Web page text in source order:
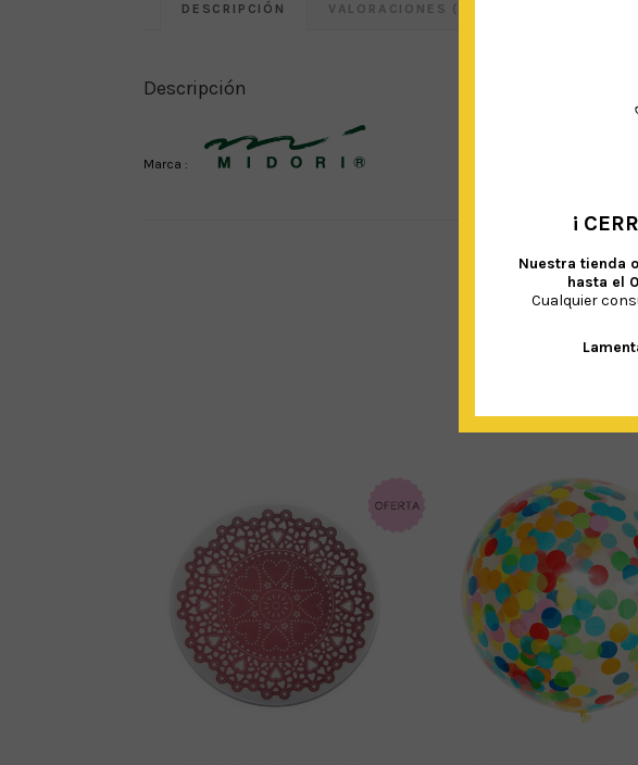
DESCRIPCIÓN VALORACIONES (0)
Descripción
Marca :
¡
Nuestra tienda
hasta el
Cualquier